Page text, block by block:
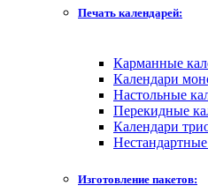
Печать календарей:
Карманные
Календари
Настольные
Перекидные
Календари
Изготовление пакетов: